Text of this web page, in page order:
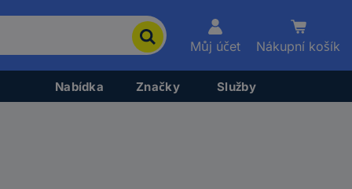
Můj účet Nákupní košík
Nabídka Značky Služby